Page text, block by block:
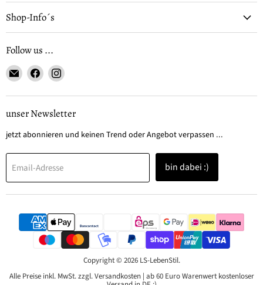
Shop-Info´s
Follow us ...
Email
LS-
LebenStil
Finden
Sie
uns
auf
Finden
uns
auf
unser Newsletter
jetzt abonnieren und keinen Trend oder Angebot verpassen ...
Email-Adresse bin dabei :)
Copyright © 2026 LS-LebenStil.
Alle Preise inkl. MwSt. zzgl. Versandkosten | ab 60 Euro Warenwert kostenloser